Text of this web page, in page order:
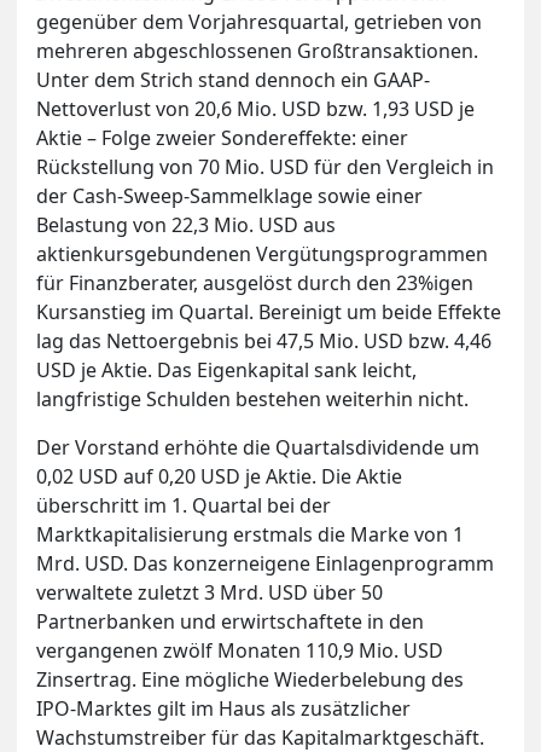
gegenüber dem Vorjahresquartal, getrieben von
mehreren abgeschlossenen Großtransaktionen.
Unter dem Strich stand dennoch ein GAAP-
Nettoverlust von 20,6 Mio. USD bzw. 1,93 USD je
Aktie – Folge zweier Sondereffekte: einer
Rückstellung von 70 Mio. USD für den Vergleich in
der Cash-Sweep-Sammelklage sowie einer
Belastung von 22,3 Mio. USD aus
aktienkursgebundenen Vergütungsprogrammen
für Finanzberater, ausgelöst durch den 23%igen
Kursanstieg im Quartal. Bereinigt um beide Effekte
lag das Nettoergebnis bei 47,5 Mio. USD bzw. 4,46
USD je Aktie. Das Eigenkapital sank leicht,
langfristige Schulden bestehen weiterhin nicht.
Der Vorstand erhöhte die Quartalsdividende um
0,02 USD auf 0,20 USD je Aktie. Die Aktie
überschritt im 1. Quartal bei der
Marktkapitalisierung erstmals die Marke von 1
Mrd. USD. Das konzerneigene Einlagenprogramm
verwaltete zuletzt 3 Mrd. USD über 50
Partnerbanken und erwirtschaftete in den
vergangenen zwölf Monaten 110,9 Mio. USD
Zinsertrag. Eine mögliche Wiederbelebung des
IPO-Marktes gilt im Haus als zusätzlicher
Wachstumstreiber für das Kapitalmarktgeschäft.